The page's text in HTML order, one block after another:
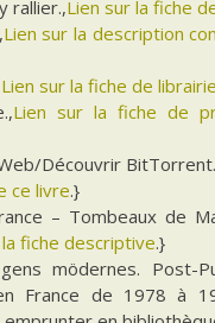
rallier.,Lien sur la fiche
Lien sur la description
Lien sur la fiche de librairie
Lien sur la fiche de
Découvrir
ce livre.}
– Tombeaux de
fiche descriptive.}
mödernes. Post-
France de 1978 à